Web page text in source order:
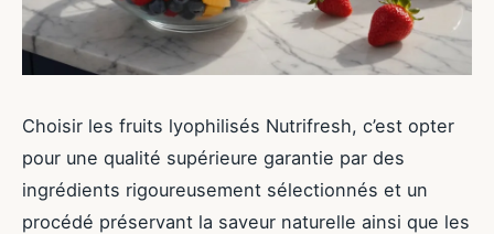
Choisir les fruits lyophilisés Nutrifresh, c’est opter
pour une qualité supérieure garantie par des
ingrédients rigoureusement sélectionnés et un
procédé préservant la saveur naturelle ainsi que les